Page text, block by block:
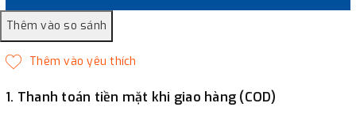
1. Thanh toán tiền mặt khi giao hàng (COD)